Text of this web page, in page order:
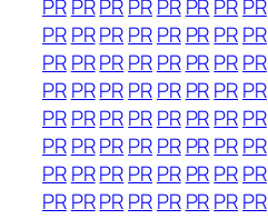
PRPRPRPRPR PRPRPR
PRPRPRPRPR PRPRPR
PRPRPRPRPR PRPRPR
PRPRPRPRPR PRPRPR
PRPRPRPRPR PRPRPR
PRPRPRPRPR PRPRPR
PRPRPRPRPR PRPRPR
PRPRPRPRPR PRPRPR